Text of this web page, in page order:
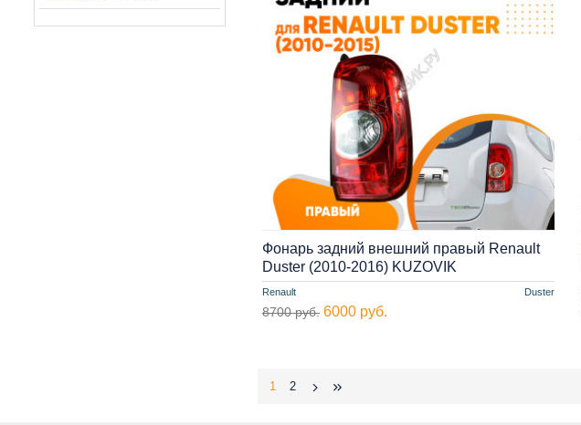
Renault Duster
Фонарь задний внешний правый Renault
Duster (2010-2016) KUZOVIK
8700 руб. 6000 руб.
1 2